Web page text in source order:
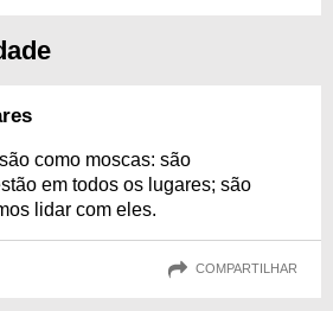
como moscas: são
em todos os lugares; são
lidar com eles.
COMPARTILHAR